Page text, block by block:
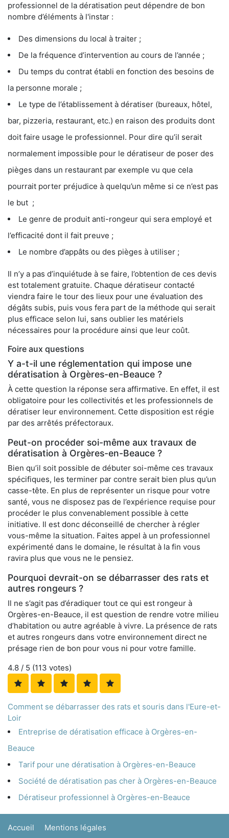
professionnel de la dératisation peut dépendre de bon
nombre d’éléments à l'instar :
Des dimensions du local à traiter ;
De la fréquence d’intervention au cours de l’année ;
Du temps du contrat établi en fonction des besoins de
la personne morale ;
Le type de l’établissement à dératiser (bureaux, hôtel,
bar, pizzeria, restaurant, etc.) en raison des produits dont
doit faire usage le professionnel. Pour dire qu’il serait
normalement impossible pour le dératiseur de poser des
pièges dans un restaurant par exemple vu que cela
pourrait porter préjudice à quelqu’un même si ce n’est pas
le but ;
Le genre de produit anti-rongeur qui sera employé et
l’efficacité dont il fait preuve ;
Le nombre d’appâts ou des pièges à utiliser ;
Il n’y a pas d’inquiétude à se faire, l’obtention de ces devis
est totalement gratuite. Chaque dératiseur contacté
viendra faire le tour des lieux pour une évaluation des
dégâts subis, puis vous fera part de la méthode qui serait
plus efficace selon lui, sans oublier les matériels
nécessaires pour la procédure ainsi que leur coût.
Foire aux questions
Y a-t-il une réglementation qui impose une
dératisation à Orgères-en-Beauce ?
À cette question la réponse sera affirmative. En effet, il est
obligatoire pour les collectivités et les professionnels de
dératiser leur environnement. Cette disposition est régie
par des arrêtés préfectoraux.
Peut-on procéder soi-même aux travaux de
dératisation à Orgères-en-Beauce ?
Bien qu’il soit possible de débuter soi-même ces travaux
spécifiques, les terminer par contre serait bien plus qu’un
casse-tête. En plus de représenter un risque pour votre
santé, vous ne disposez pas de l’expérience requise pour
procéder le plus convenablement possible à cette
initiative. Il est donc déconseillé de chercher à régler
vous-même la situation. Faites appel à un professionnel
expérimenté dans le domaine, le résultat à la fin vous
ravira plus que vous ne le pensiez.
Pourquoi devrait-on se débarrasser des rats et
autres rongeurs ?
Il ne s’agit pas d’éradiquer tout ce qui est rongeur à
Orgères-en-Beauce, il est question de rendre votre milieu
d’habitation ou autre agréable à vivre. La présence de rats
et autres rongeurs dans votre environnement direct ne
présage rien de bon pour vous ni pour votre famille.
4.8 / 5 (113 votes)
Comment se débarrasser des rats et souris dans l'Eure-et-
Loir
Entreprise de dératisation efficace à Orgères-en-
Beauce
Tarif pour une dératisation à Orgères-en-Beauce
Société de dératisation pas cher à Orgères-en-Beauce
Dératiseur professionnel à Orgères-en-Beauce
Accueil Mentions légales